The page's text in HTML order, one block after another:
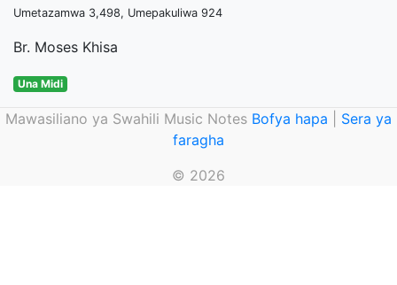
Umetazamwa 3,498, Umepakuliwa 924
Br. Moses Khisa
Una Midi
Mawasiliano ya Swahili Music Notes Bofya hapa
Sera ya
faragha
© 2026